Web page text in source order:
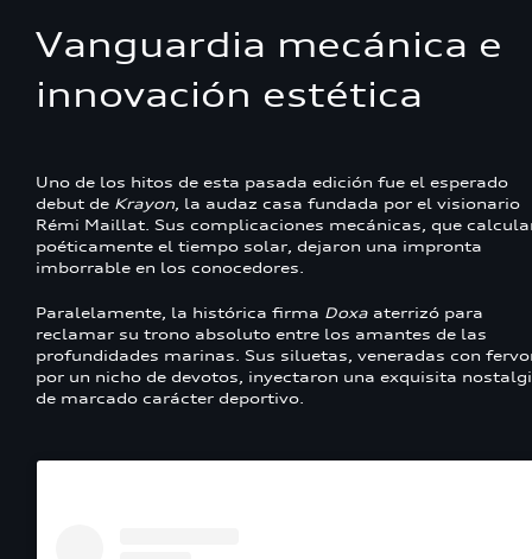
Vanguardia mecánica e
innovación estética
Uno de los hitos de esta pasada edición fue el esperado
debut de Krayon , la audaz casa fundada por el visionario
Rémi Maillat. Sus complicaciones mecánicas, que
poéticamente el tiempo solar, dejaron una impronta
imborrable en los conocedores.
Paralelamente, la histórica firma Doxa aterrizó para
reclamar su trono absoluto entre los amantes de las
profundidades marinas. Sus siluetas, veneradas con
por un nicho de devotos, inyectaron una exquisita
de marcado carácter deportivo.